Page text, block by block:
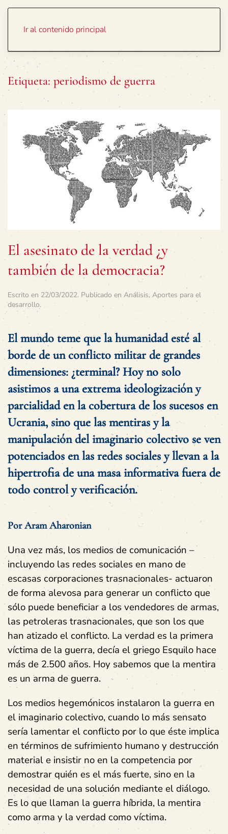
Ir al contenido principal
Etiqueta: periodismo de guerra
El asesinato de la verdad ¿y
también de la democracia?
Escrito en 22/03/2022. Publicado en Análisis, Aportes para el
desarrollo.
El mundo teme que la humanidad esté al
borde de un conflicto militar de grandes
dimensiones: ¿terminal? Hoy no solo
asistimos a una extrema ideologización y
parcialidad en la cobertura de los sucesos en
Ucrania, sino que las mentiras y la
manipulación del imaginario colectivo se ven
potenciados en las redes sociales y llevan a la
hipertrofia de una masa informativa fuera de
todo control y verificación.
Por Aram Aharonian
Una vez más, los medios de comunicación –
incluyendo las redes sociales en mano de
escasas corporaciones trasnacionales- actuaron
de forma alevosa para generar un conflicto que
sólo puede beneficiar a los vendedores de armas,
las petroleras trasnacionales, que son los que
han atizado el conflicto. La verdad es la primera
víctima de la guerra, decía el griego Esquilo hace
más de 2.500 años. Hoy sabemos que la mentira
es un arma de guerra.
Los medios hegemónicos instalaron la guerra en
el imaginario colectivo, cuando lo más sensato
sería lamentar el conflicto por lo que éste implica
en términos de sufrimiento humano y destrucción
material e insistir no en la competencia por
demostrar quién es el más fuerte, sino en la
necesidad de una solución mediante el diálogo.
Es lo que llaman la guerra híbrida, la mentira
como arma y la verdad como víctima.